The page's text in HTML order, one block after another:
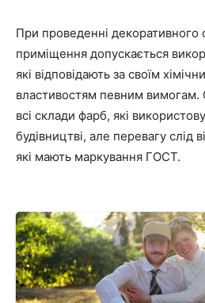
При проведенні
приміщення допускається
які відповідають за своїм
властивостям певним вимогам.
всі склади фарб, які
будівництві, але перевагу слід
які мають маркування ГОСТ.